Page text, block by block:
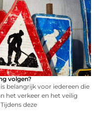
volgen?
belangrijk voor iedereen die
het verkeer en het veilig
deze